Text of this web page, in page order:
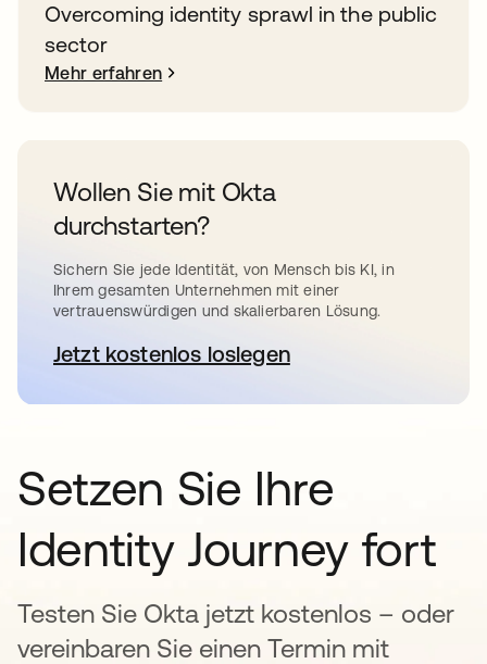
Overcoming identity sprawl in the public
sector
Mehr erfahren
Wollen Sie mit Okta
durchstarten?
Sichern Sie jede Identität, von Mensch bis KI, in
Ihrem gesamten Unternehmen mit einer
vertrauenswürdigen und skalierbaren Lösung.
Jetzt kostenlos loslegen
wird in einer neuen
Setzen Sie Ihre
Identity Journey fort
Testen Sie Okta jetzt kostenlos – oder
vereinbaren Sie einen Termin mit